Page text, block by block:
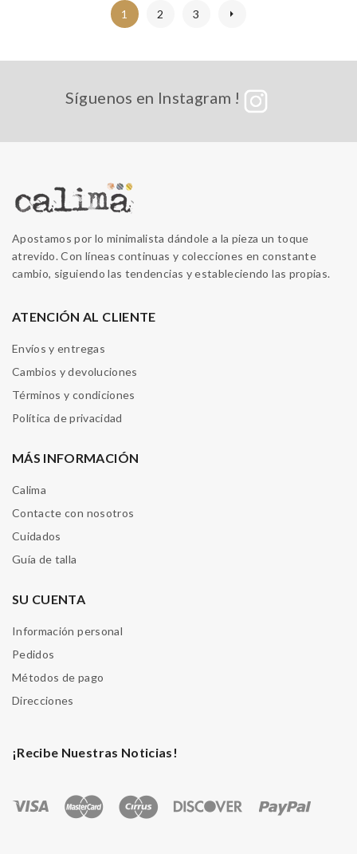
1 2 3
Síguenos en Instagram !
Apostamos por lo minimalista dándole a la pieza un toque
atrevido. Con líneas continuas y colecciones en constante
cambio, siguiendo las tendencias y estableciendo las propias.
ATENCIÓN AL CLIENTE
Envíos y entregas
Cambios y devoluciones
Términos y condiciones
Política de privacidad
MÁS INFORMACIÓN
Calima
Contacte con nosotros
Cuidados
Guía de talla
SU CUENTA
Información personal
Pedidos
Métodos de pago
Direcciones
¡Recibe Nuestras Noticias!